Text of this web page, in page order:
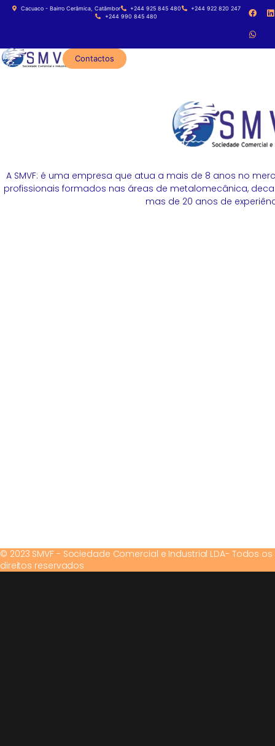
Cacuaco - Bairro Cerâmica, Catâmbor +244 925 845 480
+244 922 820 247
+244 990 845 480
Contactos
A SMVF: é uma empresa que atua a mais de 8 anos no
profissionais formados nas áreas de metalomecânica,
mas de 20 anos de
© 2023 SMVF - Sociedade Comercial e Industrial LDA- Todos os
direitos reservados